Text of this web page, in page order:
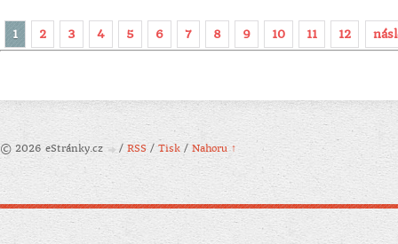
1 2 3 4 5 6 7 8 9 10 11 12
© 2026 eStránky.cz / RSS /Tisk / Nahoru ↑